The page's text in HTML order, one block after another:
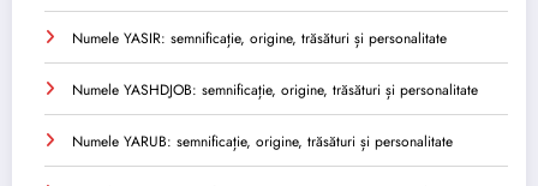
Numele YASIR: semnificație, origine, trăsături și personalitate
Numele YASHDJOB: semnificație, origine, trăsături și personalitate
Numele YARUB: semnificație, origine, trăsături și personalitate